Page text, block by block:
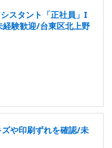
スタント「正社員」I
経験歓迎/台東区北上野
や印刷ずれを確認/未